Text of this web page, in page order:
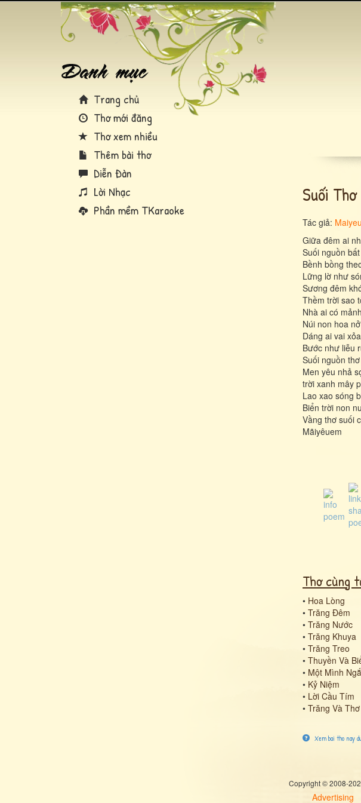
Trang chủ
Thơ mới đăng
Thơ xem nhiều
Thêm bài thơ
Diễn Đàn
Lời Nhạc
Phần mềm TKaraoke
Suối Thơ
Tác giả:
Giữa đêm ai
Suối nguồn
Bềnh bồng
Lững lờ như
Sương đêm
Thềm trời sao
Nhà ai có
Núi non hoa
Dáng ai vai
Bước như liễu
Suối nguồn
Men yêu nhả
trời xanh mây
Lao xao sóng
Biển trời non
Vầng thơ suối
Mãiyêuem
Thơ cùng
• Hoa Lòng
• Trăng Đêm
• Trăng Nước
• Trăng Khuya
• Trăng Treo
• Thuyền Và
• Một Mình
• Kỷ Niệm
• Lời Cầu Tím
• Trăng Và Thơ
Xem bai tho nay
Copyright © 2008-
Advertising